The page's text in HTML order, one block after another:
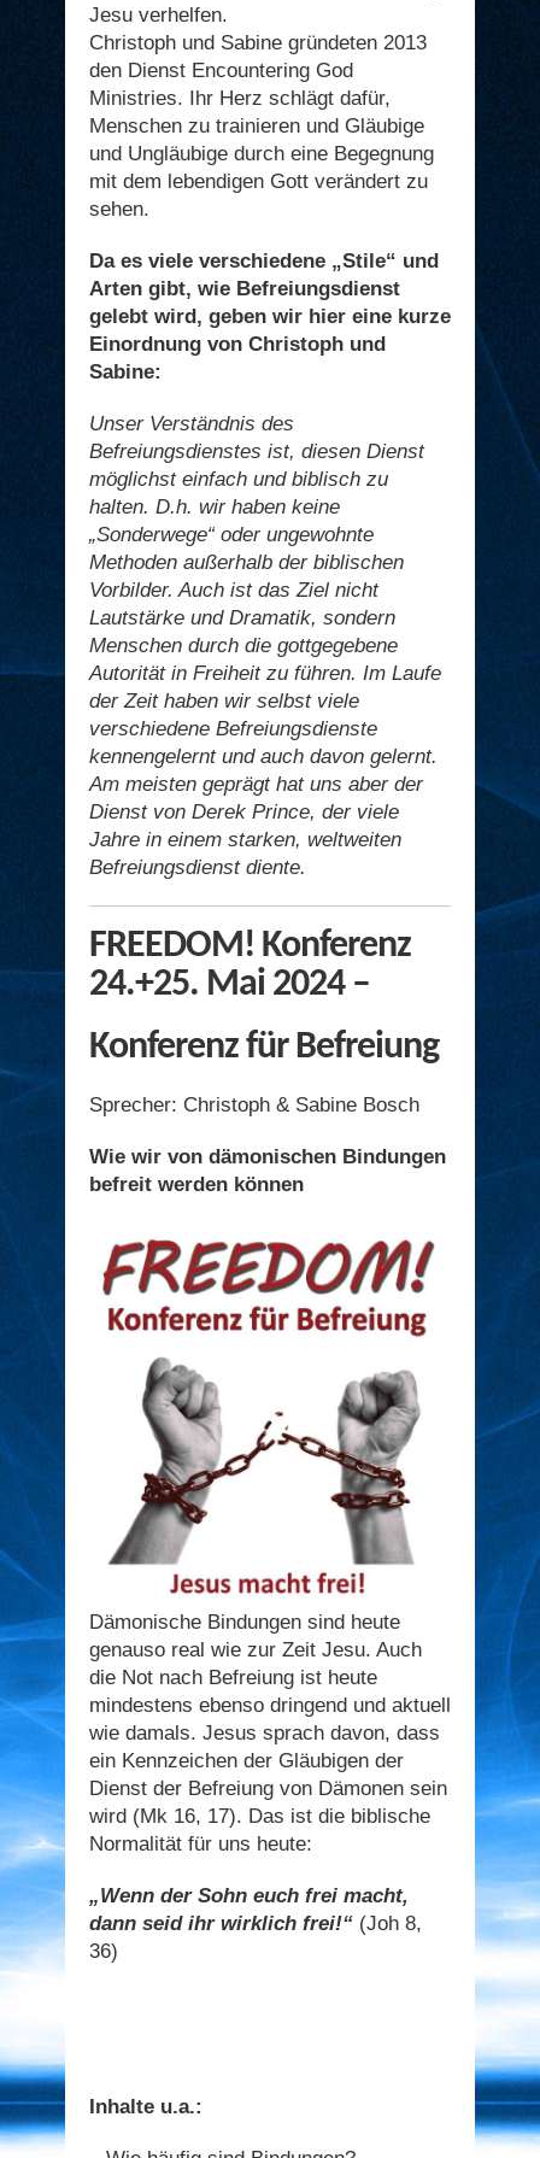
Jesu verhelfen.
Christoph und Sabine gründeten 2013
den Dienst Encountering God
Ministries. Ihr Herz schlägt dafür,
Menschen zu trainieren und Gläubige
und Ungläubige durch eine Begegnung
mit dem lebendigen Gott verändert zu
sehen.
Da es viele verschiedene „Stile“ und
Arten gibt, wie Befreiungsdienst
gelebt wird, geben wir hier eine kurze
Einordnung von Christoph und
Sabine:
Unser Verständnis des
Befreiungsdienstes ist, diesen Dienst
möglichst einfach und biblisch zu
halten. D.h. wir haben keine
„Sonderwege“ oder ungewohnte
Methoden außerhalb der biblischen
Vorbilder. Auch ist das Ziel nicht
Lautstärke und Dramatik, sondern
Menschen durch die gottgegebene
Autorität in Freiheit zu führen. Im Laufe
der Zeit haben wir selbst viele
verschiedene Befreiungsdienste
kennengelernt und auch davon gelernt.
Am meisten geprägt hat uns aber der
Dienst von Derek Prince, der viele
Jahre in einem starken, weltweiten
Befreiungsdienst diente.
FREEDOM! Konferenz
24.+25. Mai 2024 –
Konferenz für Befreiung
Sprecher: Christoph & Sabine Bosch
Wie wir von dämonischen Bindungen
befreit werden können
Dämonische Bindungen sind heute
genauso real wie zur Zeit Jesu. Auch
die Not nach Befreiung ist heute
mindestens ebenso dringend und aktuell
wie damals. Jesus sprach davon, dass
ein Kennzeichen der Gläubigen der
Dienst der Befreiung von Dämonen sein
wird (Mk 16, 17). Das ist die biblische
Normalität für uns heute:
„Wenn der Sohn euch frei macht,
dann seid ihr wirklich frei!“ (Joh 8,
36)
Inhalte u.a.: